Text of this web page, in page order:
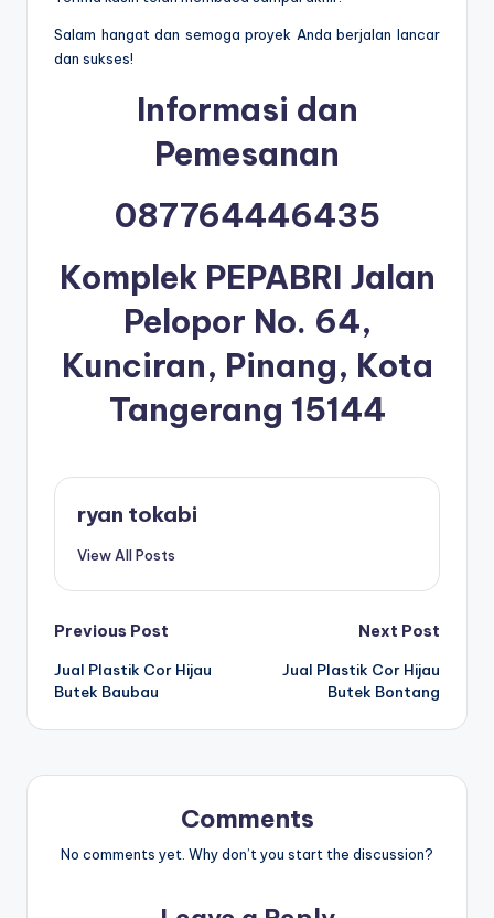
Salam hangat dan semoga proyek Anda berjalan lancar
dan sukses!
Informasi dan
Pemesanan
087764446435
Komplek PEPABRI Jalan
Pelopor No. 64,
Kunciran, Pinang, Kota
Tangerang 15144
ryan tokabi
View All Posts
Post
navigation
Previous Post
Jual Plastik Cor Hijau
Butek Baubau
Next Post
Jual Plastik Cor Hijau
Butek Bontang
Comments
No comments yet. Why don’t you start the discussion?